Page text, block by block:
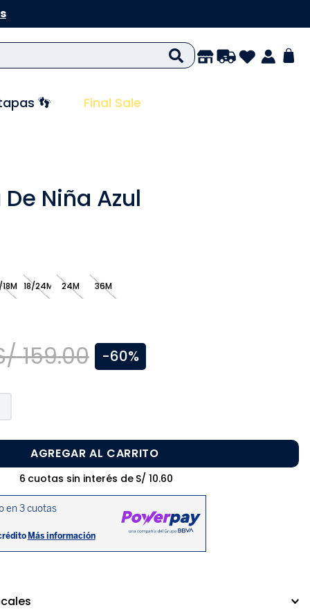
👣 Final Sale
Niña Azul
18/24M 24M 36M
159.00 -60%
AGREGAR AL CARRITO
6 cuotas sin interés de S/ 10.60